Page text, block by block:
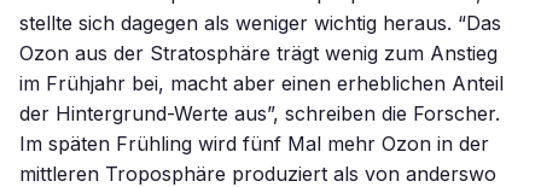
stellte sich dagegen als weniger wichtig heraus. “Das
Ozon aus der Stratosphäre trägt wenig zum Anstieg
im Frühjahr bei, macht aber einen erheblichen Anteil
der Hintergrund-Werte aus”, schreiben die Forscher.
Im späten Frühling wird fünf Mal mehr Ozon in der
mittleren Troposphäre produziert als von anderswo